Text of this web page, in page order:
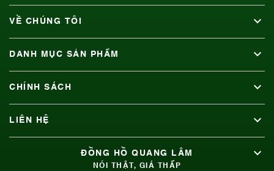
VỀ CHÚNG TÔI
DANH MỤC SẢN PHẨM
CHÍNH SÁCH
LIÊN HỆ
ĐỒNG HỒ QUANG LÂM
NÓI THẬT, GIÁ THẤP